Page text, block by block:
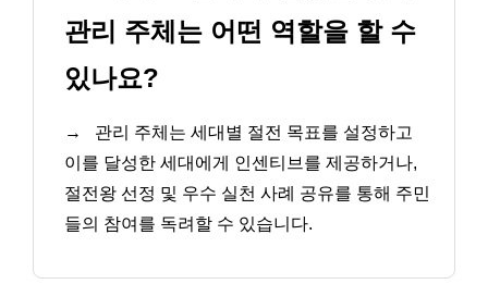
관리 주체는 어떤 역할을 할 수
있나요?
→
관리 주체는 세대별 절전 목표를 설정하고
이를 달성한 세대에게 인센티브를 제공하거나,
절전왕 선정 및 우수 실천 사례 공유를 통해 주민
들의 참여를 독려할 수 있습니다.